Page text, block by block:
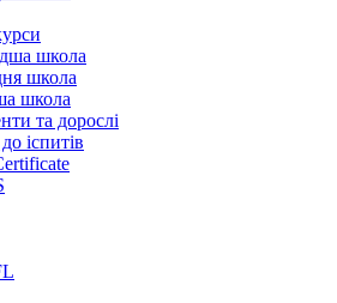
школа
школа
школа
та дорослі
іспитів